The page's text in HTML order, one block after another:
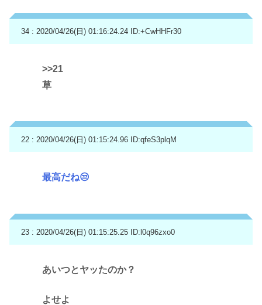
34 : 2020/04/26(日) 01:16:24.24 ID:+CwHHFr30
>>21
草
22 : 2020/04/26(日) 01:15:24.96 ID:qfeS3plqM
最高だね😒
23 : 2020/04/26(日) 01:15:25.25 ID:l0q96zxo0
あいつとヤッたのか？
よせよ